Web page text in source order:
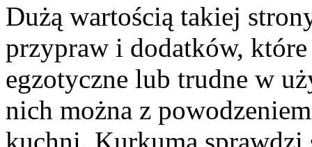
Dużą wartością takiej
przypraw i dodatków,
egzotyczne lub trudne w
nich można z
kuchni. Kurkuma sprawdzi